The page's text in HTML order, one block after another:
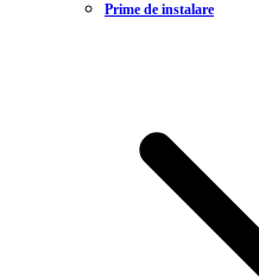
Prime de instalare